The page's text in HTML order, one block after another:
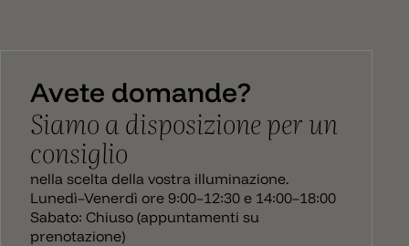
Avete domande?
Siamo a disposizione per un
consiglio
nella scelta della vostra illuminazione.
Lunedì–Venerdì ore 9:00–12:30 e 14:00–18:00
Sabato: Chiuso (appuntamenti su
prenotazione)